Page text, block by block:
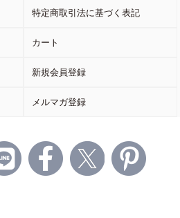
特定商取引法に基づく表記
カート
新規会員登録
メルマガ登録